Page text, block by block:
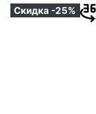
Скидка -25%